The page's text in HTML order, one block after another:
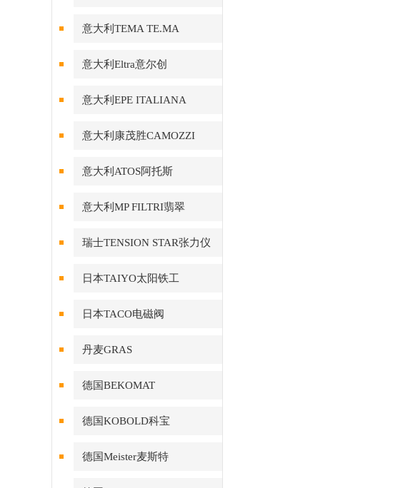
意大利TEMA TE.MA
意大利Eltra意尔创
意大利EPE ITALIANA
意大利康茂胜CAMOZZI
意大利ATOS阿托斯
意大利MP FILTRI翡翠
瑞士TENSION STAR张力仪
日本TAIYO太阳铁工
日本TACO电磁阀
丹麦GRAS
德国BEKOMAT
德国KOBOLD科宝
德国Meister麦斯特